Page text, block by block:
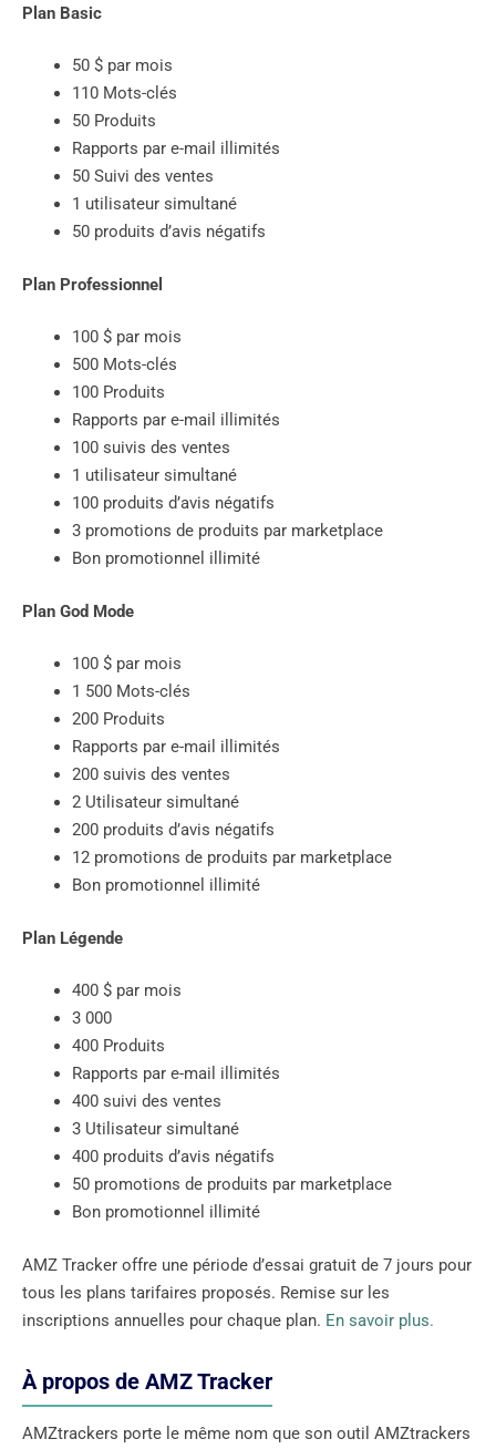
Plan Basic
50 $ par mois
110 Mots-clés
50 Produits
Rapports par e-mail illimités
50 Suivi des ventes
1 utilisateur simultané
50 produits d’avis négatifs
Plan Professionnel
100 $ par mois
500 Mots-clés
100 Produits
Rapports par e-mail illimités
100 suivis des ventes
1 utilisateur simultané
100 produits d’avis négatifs
3 promotions de produits par marketplace
Bon promotionnel illimité
Plan God Mode
100 $ par mois
1 500 Mots-clés
200 Produits
Rapports par e-mail illimités
200 suivis des ventes
2 Utilisateur simultané
200 produits d’avis négatifs
12 promotions de produits par marketplace
Bon promotionnel illimité
Plan Légende
400 $ par mois
3 000
400 Produits
Rapports par e-mail illimités
400 suivi des ventes
3 Utilisateur simultané
400 produits d’avis négatifs
50 promotions de produits par marketplace
Bon promotionnel illimité
AMZ Tracker offre une période d’essai gratuit de 7 jours pour
tous les plans tarifaires proposés. Remise sur les
inscriptions annuelles pour chaque plan. En savoir plus.
À propos de AMZ Tracker
AMZtrackers porte le même nom que son outil AMZtrackers